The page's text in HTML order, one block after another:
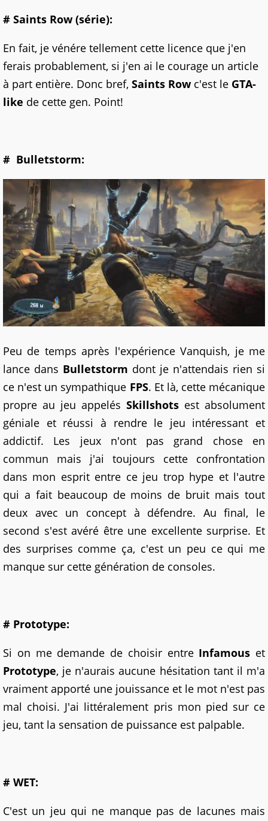
# Saints Row (série):
En fait, je vénére tellement cette licence que j'en
ferais probablement, si j'en ai le courage un article
à part entière. Donc bref, Saints Rowc'est le GTA-
like de cette gen. Point!
# Bulletstorm:
Peu de temps après l'expérience Vanquish, je me
lance dans Bulletstorm dont je n'attendais rien si
ce n'est un sympathique FPS. Et là, cette mécanique
propre au jeu appelés Skillshots est absolument
géniale et réussi à rendre le jeu intéressant et
addictif. Les jeux n'ont pas grand chose en
commun mais j'ai toujours cette confrontation
dans mon esprit entre ce jeu trop hype et l'autre
qui a fait beaucoup de moins de bruit mais tout
deux avec un concept à défendre. Au final, le
second s'est avéré être une excellente surprise. Et
des surprises comme ça, c'est un peu ce qui me
manque sur cette génération de consoles.
# Prototype:
Si on me demande de choisir entre Infamous et
Prototype, je n'aurais aucune hésitation tant il m'a
vraiment apporté une jouissance et le mot n'est pas
mal choisi. J'ai littéralement pris mon pied sur ce
jeu, tant la sensation de puissance est palpable.
# WET:
C'est un jeu qui ne manque pas de lacunes mais